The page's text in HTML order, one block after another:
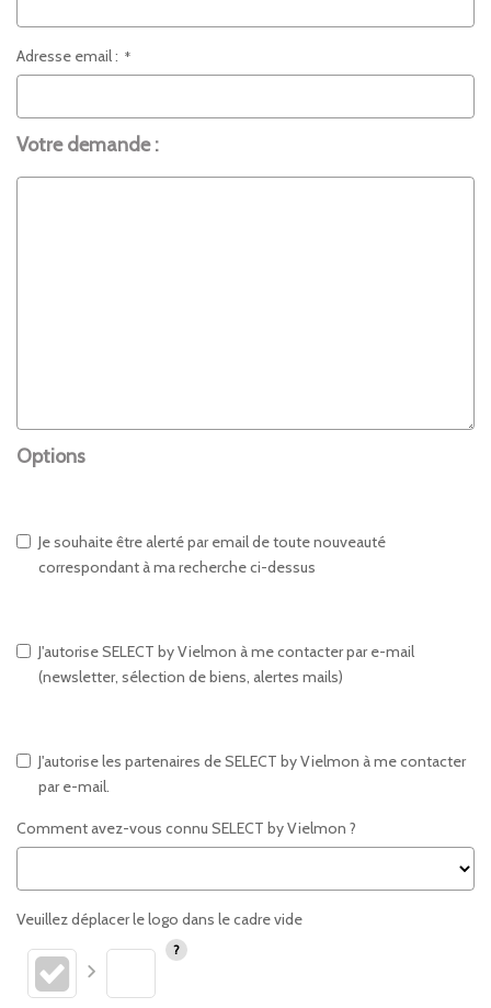
Adresse email : *
Votre demande :
Options
Je souhaite être alerté par email de toute nouveauté
correspondant à ma recherche ci-dessus
J'autorise SELECT by Vielmon à me contacter par e-mail
(newsletter, sélection de biens, alertes mails)
J'autorise les partenaires de SELECT by Vielmon à me contacter
par e-mail.
Comment avez-vous connu SELECT by Vielmon ?
Veuillez déplacer le logo dans le cadre vide